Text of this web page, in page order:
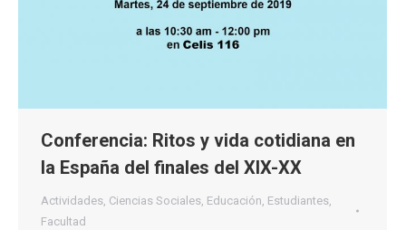
Conferencia: Ritos y vida cotidiana en
la España del finales del XIX-XX
Actividades, Ciencias Sociales, Educación, Estudiantes,
Facultad